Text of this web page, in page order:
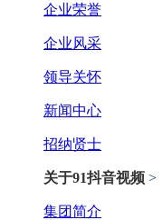
企业荣誉
企业风采
领导关怀
新闻中心
招纳贤士
关于91抖音视频 >
集团简介